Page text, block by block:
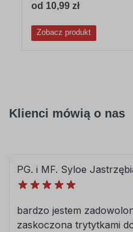
od 10,99 zł
Zobacz produkt
Klienci mówią o nas